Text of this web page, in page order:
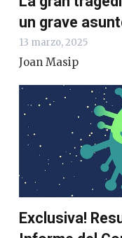
un grave
13 marzo, 2025
Joan Masip
Exclusiva!